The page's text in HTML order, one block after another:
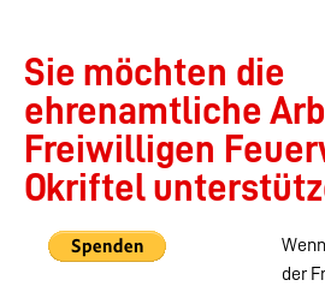
Sie möchten die
ehrenamtliche
Freiwilligen
Okriftel
der